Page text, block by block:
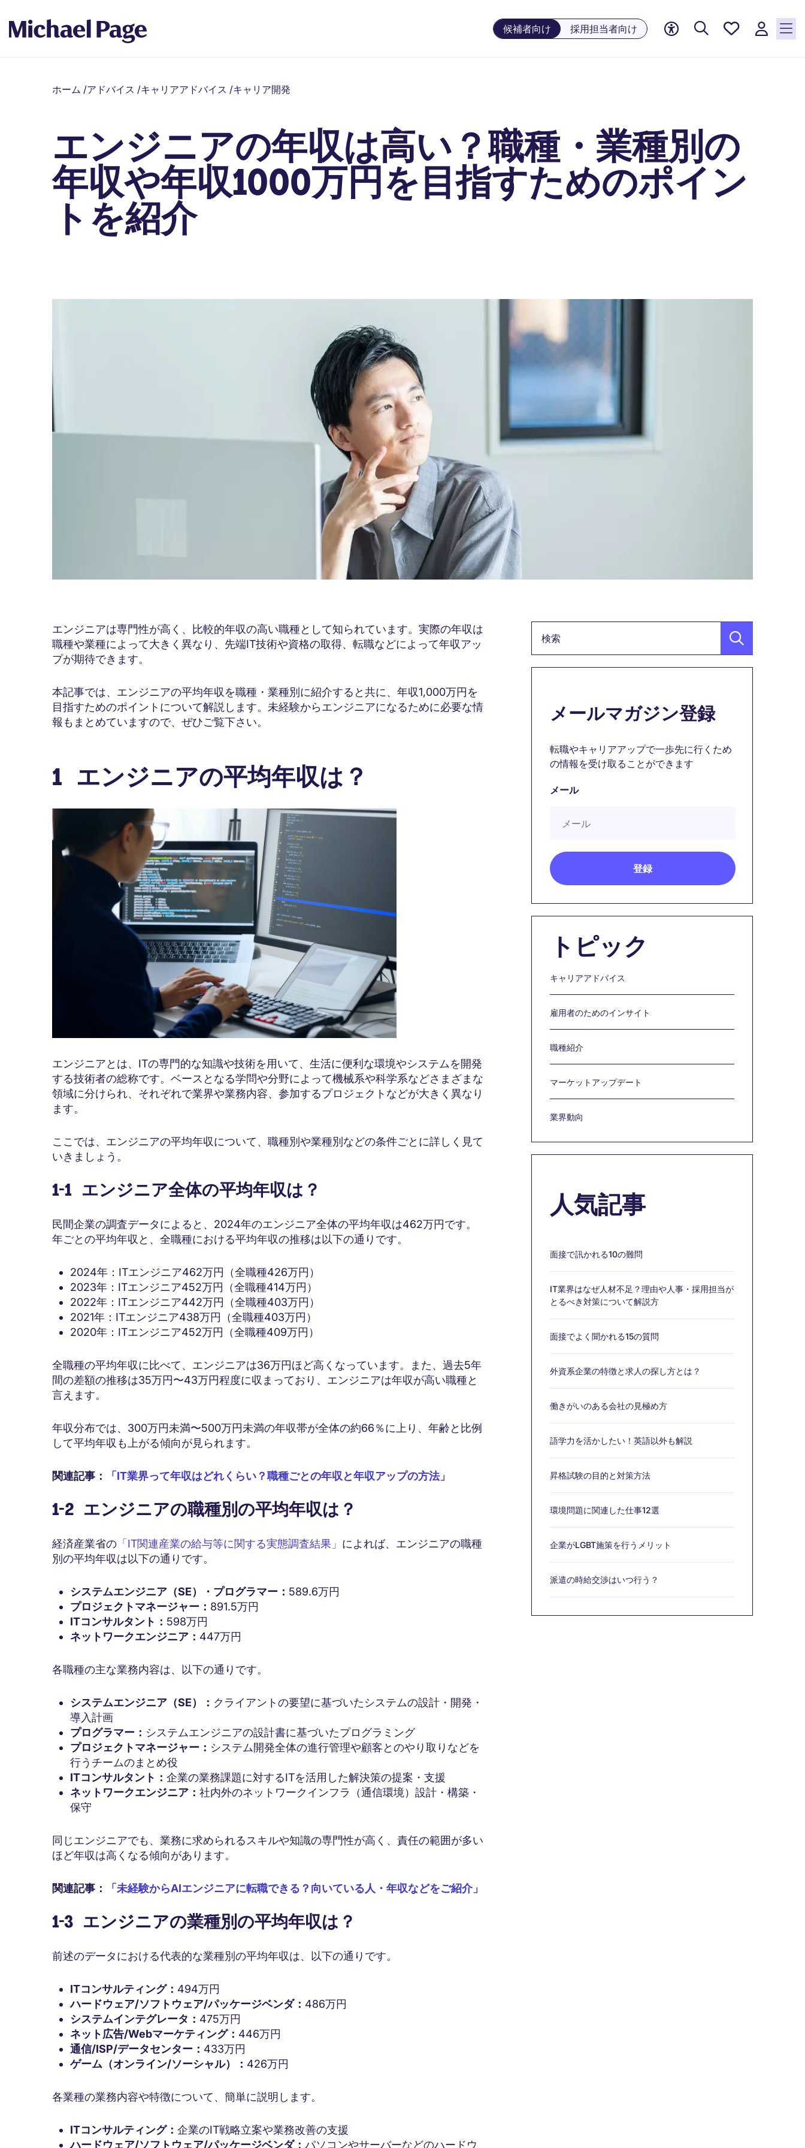
候補者向け 採用担当者向け
お気に
います
ホーム /アドバイス /キャリアアドバイス /キャリア開発
エンジニアの年収は高い？職種・業種別の
年収や年収1000万円を目指すためのポイン
トを紹介
エンジニアは専門性が高く、比較的年収の高い職種として知られています。実際の年収は
職種や業種によって大きく異なり、先端IT技術や資格の取得、転職などによって年収アッ
プが期待できます。
本記事では、エンジニアの平均年収を職種・業種別に紹介すると共に、年収1,000万円を
目指すためのポイントについて解説します。未経験からエンジニアになるために必要な情
報もまとめていますので、ぜひご覧下さい。
1 エンジニアの平均年収は？
エンジニアとは、ITの専門的な知識や技術を用いて、生活に便利な環境やシステムを開発
する技術者の総称です。ベースとなる学問や分野によって機械系や科学系などさまざまな
領域に分けられ、それぞれで業界や業務内容、参加するプロジェクトなどが大きく異なり
ます。
ここでは、エンジニアの平均年収について、職種別や業種別などの条件ごとに詳しく見て
いきましょう。
1-1 エンジニア全体の平均年収は？
民間企業の調査データによると、2024年のエンジニア全体の平均年収は462万円です。
年ごとの平均年収と、全職種における平均年収の推移は以下の通りです。
2024年：ITエンジニア462万円（全職種426万円）
2023年：ITエンジニア452万円（全職種414万円）
2022年：ITエンジニア442万円（全職種403万円）
2021年：ITエンジニア438万円（全職種403万円）
2020年：ITエンジニア452万円（全職種409万円）
全職種の平均年収に比べて、エンジニアは36万円ほど高くなっています。また、過去5年
間の差額の推移は35万円〜43万円程度に収まっており、エンジニアは年収が高い職種と
言えます。
年収分布では、300万円未満〜500万円未満の年収帯が全体の約66％に上り、年齢と比例
して平均年収も上がる傾向が見られます。
関連記事： 「IT業界って年収はどれくらい？職種ごとの年収と年収アップの方法」
1-2 エンジニアの職種別の平均年収は？
経済産業省の 「IT関連産業の給与等に関する実態調査結果」 によれば、エンジニアの職種
別の平均年収は以下の通りです。
システムエンジニア（SE）・プログラマー： 589.6万円
プロジェクトマネージャー： 891.5万円
ITコンサルタント： 598万円
ネットワークエンジニア： 447万円
各職種の主な業務内容は、以下の通りです。
システムエンジニア（SE）： クライアントの要望に基づいたシステムの設計・開発・
導入計画
プログラマー： システムエンジニアの設計書に基づいたプログラミング
プロジェクトマネージャー： システム開発全体の進行管理や顧客とのやり取りなどを
行うチームのまとめ役
ITコンサルタント： 企業の業務課題に対するITを活用した解決策の提案・支援
ネットワークエンジニア： 社内外のネットワークインフラ（通信環境）設計・構築・
保守
同じエンジニアでも、業務に求められるスキルや知識の専門性が高く、責任の範囲が多い
ほど年収は高くなる傾向があります。
関連記事： 「未経験からAIエンジニアに転職できる？向いている人・年収などをご紹介」
1-3 エンジニアの業種別の平均年収は？
前述のデータにおける代表的な業種別の平均年収は、以下の通りです。
ITコンサルティング： 494万円
ハードウェア/ソフトウェア/パッケージベンダ： 486万円
システムインテグレータ： 475万円
ネット広告/Webマーケティング： 446万円
通信/ISP/データセンター： 433万円
ゲーム（オンライン/ソーシャル）： 426万円
各業種の業務内容や特徴について、簡単に説明します。
ITコンサルティング： 企業のIT戦略立案や業務改善の支援
ハードウェア/ソフトウェア/パッケージベンダ： パソコンやサーバーなどのハードウ
メールマガジン登録
転職やキャリアアップで一歩先に行くため
の情報を受け取ることができます
メール
トピック
キャリアアドバイス
雇用者のためのインサイト
職種紹介
マーケットアップデート
業界動向
人気記事
面接で訊かれる10の難問
IT業界はなぜ人材不足？理由や人事・採用担当が
とるべき対策について解説方
面接でよく聞かれる15の質問
外資系企業の特徴と求人の探し方とは？
働きがいのある会社の見極め方
語学力を活かしたい！英語以外も解説
昇格試験の目的と対策方法
環境問題に関連した仕事12選
企業がLGBT施策を行うメリット
派遣の時給交渉はいつ行う？